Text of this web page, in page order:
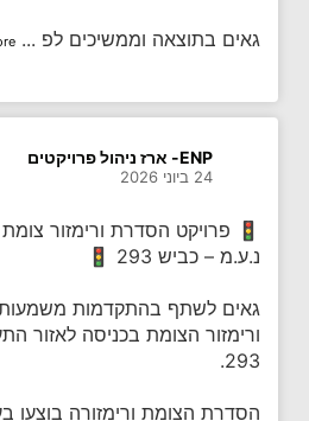
גאים בתוצאה וממשיכים לפ ...
ENP- ארז ניהול פרויקטים
24 ביוני 2026
🚦 פרויקט הסדרת ורימזור
נ.ע.מ – כביש 293 🚦
גאים לשתף בהתקדמות
ורימזור הצומת בכניסה לאזור
293.
הסדרת הצומת ורימזורה בוצעו